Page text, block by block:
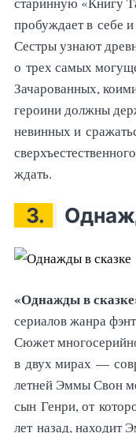
пробуждает в себе
Сестры узнают
о трех самых
Зачарованных,
героини должны
невинных и
ждать.
3.
«Однажды в
сериалов жанра
Сюжет
в двух мирах —
летней Эммы Свон
сын Генри, от
лет назад, находит